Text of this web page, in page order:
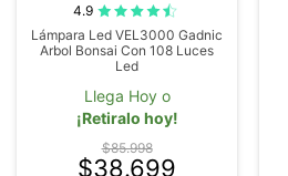
4.9
Lámpara Led VEL3000 Gadnic
Arbol Bonsai Con 108 Luces
Led
Llega Hoy o
¡Retiralo hoy!
$85.998
$38.699